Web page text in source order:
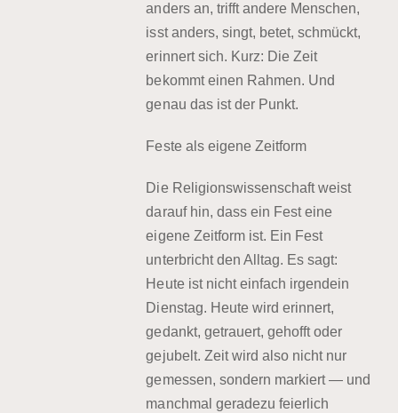
anders an, trifft andere Menschen,
isst anders, singt, betet, schmückt,
erinnert sich. Kurz: Die Zeit
bekommt einen Rahmen. Und
genau das ist der Punkt.
Feste als eigene Zeitform
Die Religionswissenschaft weist
darauf hin, dass ein Fest eine
eigene Zeitform ist. Ein Fest
unterbricht den Alltag. Es sagt:
Heute ist nicht einfach irgendein
Dienstag. Heute wird erinnert,
gedankt, getrauert, gehofft oder
gejubelt. Zeit wird also nicht nur
gemessen, sondern markiert — und
manchmal geradezu feierlich